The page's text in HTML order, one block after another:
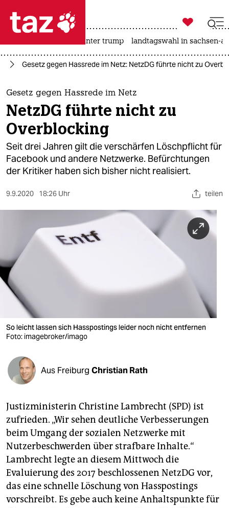
 taz zahl ich
taz zahl ich
themen
politik
öko
gesellschaft
sport
nord
wahrheit
verlag
verlag
veranstaltungen
shop
fragen & hilfe
abo
genossenschaft
epaper login

taz zahl ich
usa unter trump landtagswahl in sachsen-
Gesetz gegen Hassrede im Netz: NetzDG führte nicht zu
Gesetz gegen Hassrede im Netz
NetzDG führte nicht zu
Overblocking
Seit drei Jahren gilt die verschärfen Löschpflicht für
Facebook und andere Netzwerke. Befürchtungen
der Kritiker haben sich bisher nicht realisiert.
9.9.2020 18:26 Uhr teilen
So leicht lassen sich Hasspostings leider noch nicht entfernen
Foto: imagebroker/imago
Aus Freiburg Christian Rath
Justizministerin Christine Lambrecht (SPD) ist
zufrieden. „Wir sehen deutliche Verbesserungen
beim Umgang der sozialen Netzwerke mit
Nutzerbeschwerden über strafbare Inhalte.“
Lambrecht legte an diesem Mittwoch die
Evaluierung des 2017 beschlossenen NetzDG vor,
das eine schnelle Löschung von Hasspostings
vorschreibt. Es gebe auch keine Anhaltspunkte für